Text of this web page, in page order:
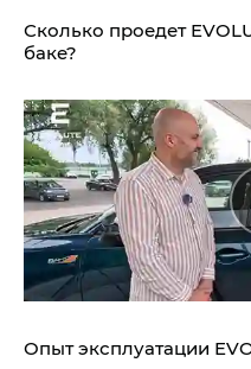
Сколько проедет
баке?
Опыт эксплуатации